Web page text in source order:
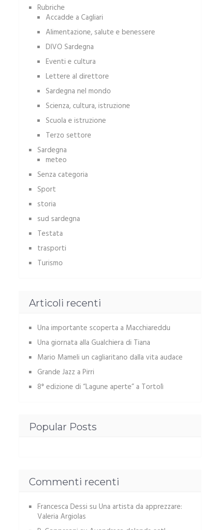
Rubriche
Accadde a Cagliari
Alimentazione, salute e benessere
DIVO Sardegna
Eventi e cultura
Lettere al direttore
Sardegna nel mondo
Scienza, cultura, istruzione
Scuola e istruzione
Terzo settore
Sardegna
meteo
Senza categoria
Sport
storia
sud sardegna
Testata
trasporti
Turismo
Articoli recenti
Una importante scoperta a Macchiareddu
Una giornata alla Gualchiera di Tiana
Mario Mameli un cagliaritano dalla vita audace
Grande Jazz a Pirri
8° edizione di “Lagune aperte” a Tortolì
Popular Posts
Commenti recenti
Francesca Dessi su Una artista da apprezzare:
Valeria Argiolas